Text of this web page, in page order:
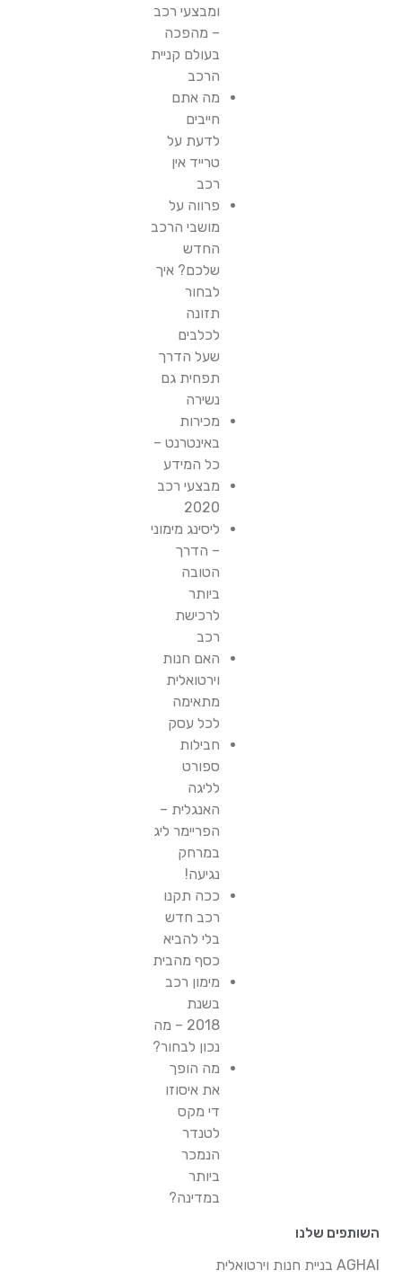
ומבצעי רכב
– מהפכה
בעולם קניית
הרכב
מה אתם
חייבים
לדעת על
טרייד אין
רכב
פרווה על
מושבי הרכב
החדש
שלכם? איך
לבחור
תזונה
לכלבים
שעל הדרך
תפחית גם
נשירה
מכירות
באינטרנט –
כל המידע
מבצעי רכב
2020
ליסינג מימוני
– הדרך
הטובה
ביותר
לרכישת
רכב
האם חנות
וירטואלית
מתאימה
לכל עסק
חבילות
ספורט
לליגה
האנגלית –
הפריימר ליג
במרחק
נגיעה!
ככה תקנו
רכב חדש
בלי להביא
כסף מהבית
מימון רכב
בשנת
2018 – מה
נכון לבחור?
מה הופך
את איסוזו
די מקס
לטנדר
הנמכר
ביותר
במדינה?
השותפים שלנו
AGHAI בניית חנות וירטואלית